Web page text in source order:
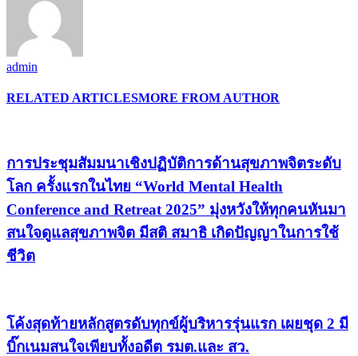
admin
RELATED ARTICLESMORE FROM AUTHOR
การประชุมสัมมนาเชิงปฏิบัติการด้านสุขภาพจิตระดับ
โลก ครั้งแรกในไทย “World Mental Health
Conference and Retreat 2025” มุ่งหวังให้ทุกคนหันมา
สนใจดูแลสุขภาพจิต มีสติ สมาธิ เกิดปัญญาในการใช้
ชีวิต
โค้งสุดท้ายหลักสูตรดับทุกข์ผู้บริหารรุ่นแรก เผยชุด 2 มี
บิ๊กเนมสนใจเพียบทั้งอดีต รมต.และ สว.